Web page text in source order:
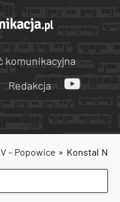
komunikacyjna
Redakcja
- Popowice » Konstal N